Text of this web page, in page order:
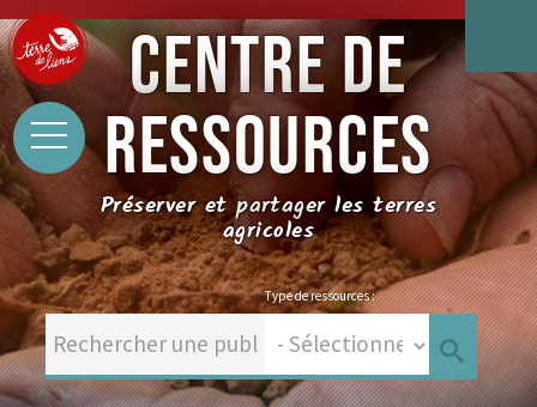
CENTRE DE
RESSOURCES
Préserver et partager les terres
agricoles
Type de ressources :